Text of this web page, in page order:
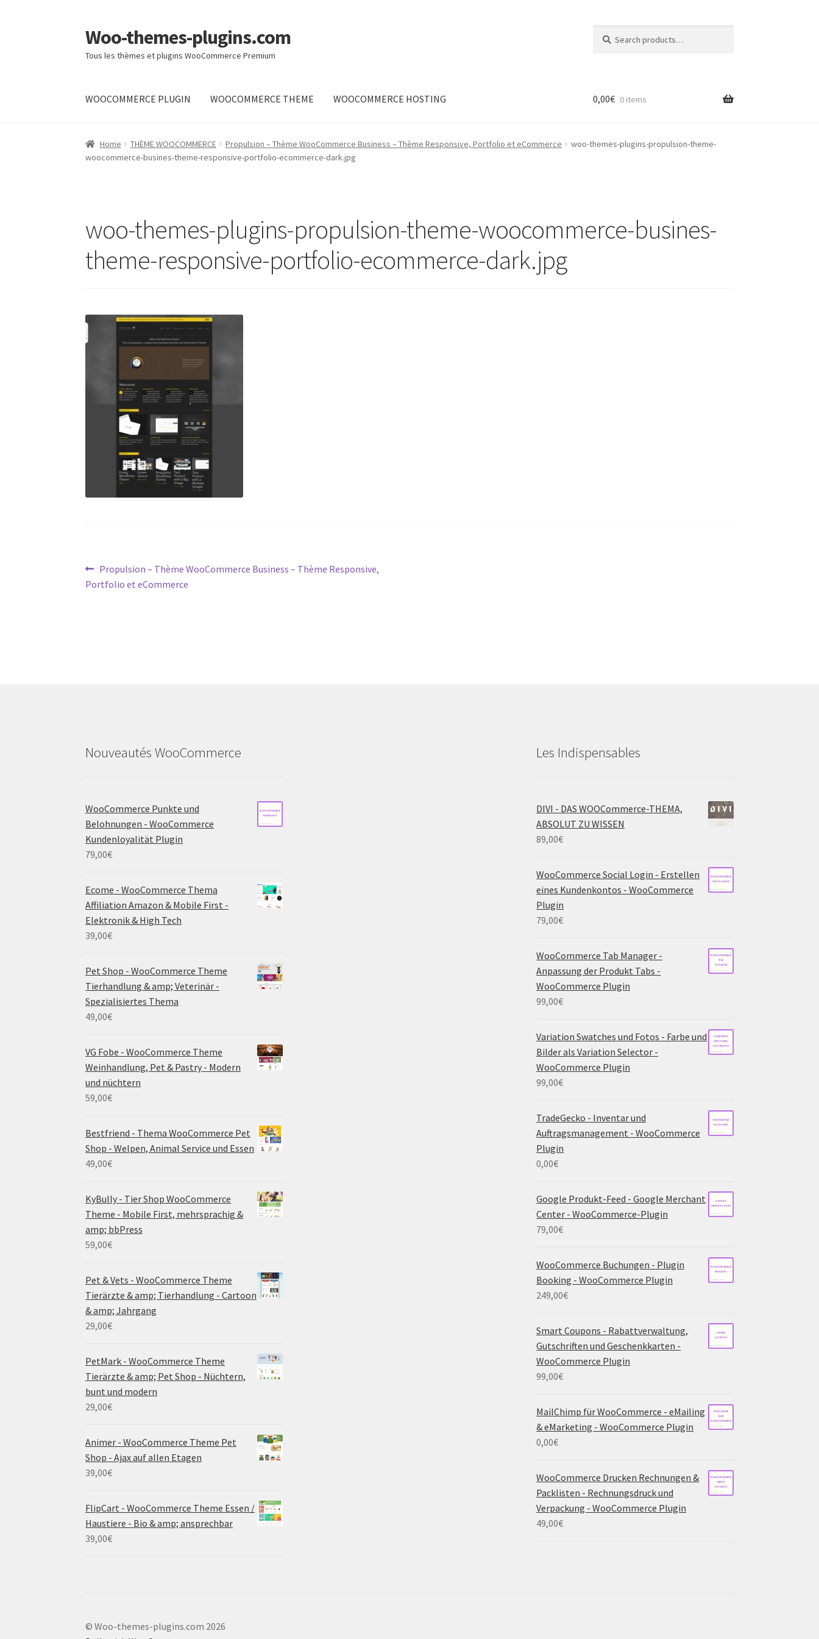
Skip
to
navigation
Skip
to
content
Woo-themes-plugins.com
Tous les thèmes et plugins WooCommerce Premium
for:
WOOCOMMERCE PLUGIN WOOCOMMERCE THEME WOOCOMMERCE HOSTING
Home
0,00€ 0 items
Home THÈME WOOCOMMERCE Propulsion – Thème WooCommerce Business – Thème Responsive, Portfolio et eCommerce
woo-themes-plugins-propulsion-theme-
woocommerce-busines-theme-responsive-portfolio-ecommerce-dark.jpg
woo-themes-plugins-propulsion-theme-woocommerce-busines-
theme-responsive-portfolio-ecommerce-dark.jpg
Post
navigation
Previous
post:
Propulsion – Thème WooCommerce Business – Thème Responsive,
Portfolio et eCommerce
Nouveautés WooCommerce
WooCommerce Punkte und
Belohnungen - WooCommerce
Kundenloyalität Plugin
79,00€
Ecome - WooCommerce Thema
Affiliation Amazon & Mobile First -
Elektronik & High Tech
39,00€
Pet Shop - WooCommerce Theme
Tierhandlung & amp; Veterinär -
Spezialisiertes Thema
49,00€
VG Fobe - WooCommerce Theme
Weinhandlung, Pet & Pastry - Modern
und nüchtern
59,00€
Bestfriend - Thema WooCommerce Pet
Shop - Welpen, Animal Service und Essen
49,00€
KyBully - Tier Shop WooCommerce
Theme - Mobile First, mehrsprachig &
amp; bbPress
59,00€
Pet & Vets - WooCommerce Theme
Tierärzte & amp; Tierhandlung - Cartoon
& amp; Jahrgang
29,00€
PetMark - WooCommerce Theme
Tierärzte & amp; Pet Shop - Nüchtern,
bunt und modern
29,00€
Animer - WooCommerce Theme Pet
Shop - Ajax auf allen Etagen
39,00€
FlipCart - WooCommerce Theme Essen /
Haustiere - Bio & amp; ansprechbar
39,00€
Les Indispensables
DIVI - DAS WOOCommerce-THEMA,
ABSOLUT ZU WISSEN
89,00€
WooCommerce Social Login - Erstellen
eines Kundenkontos - WooCommerce
Plugin
79,00€
WooCommerce Tab Manager -
Anpassung der Produkt Tabs -
WooCommerce Plugin
99,00€
Variation Swatches und Fotos - Farbe und
Bilder als Variation Selector -
WooCommerce Plugin
99,00€
TradeGecko - Inventar und
Auftragsmanagement - WooCommerce
Plugin
0,00€
Google Produkt-Feed - Google Merchant
Center - WooCommerce-Plugin
79,00€
WooCommerce Buchungen - Plugin
Booking - WooCommerce Plugin
249,00€
Smart Coupons - Rabattverwaltung,
Gutschriften und Geschenkkarten -
WooCommerce Plugin
99,00€
MailChimp für WooCommerce - eMailing
& eMarketing - WooCommerce Plugin
0,00€
WooCommerce Drucken Rechnungen &
Packlisten - Rechnungsdruck und
Verpackung - WooCommerce Plugin
49,00€
© Woo-themes-plugins.com 2026